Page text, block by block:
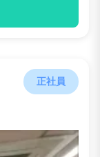
正社員